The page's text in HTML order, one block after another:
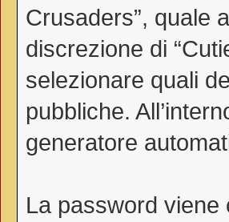
Crusaders”, quale
discrezione di
selezionare quali
pubbliche.
generatore
La password